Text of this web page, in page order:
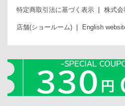
特定商取引法に基づく表示 株式会
店舗(ショールーム) English